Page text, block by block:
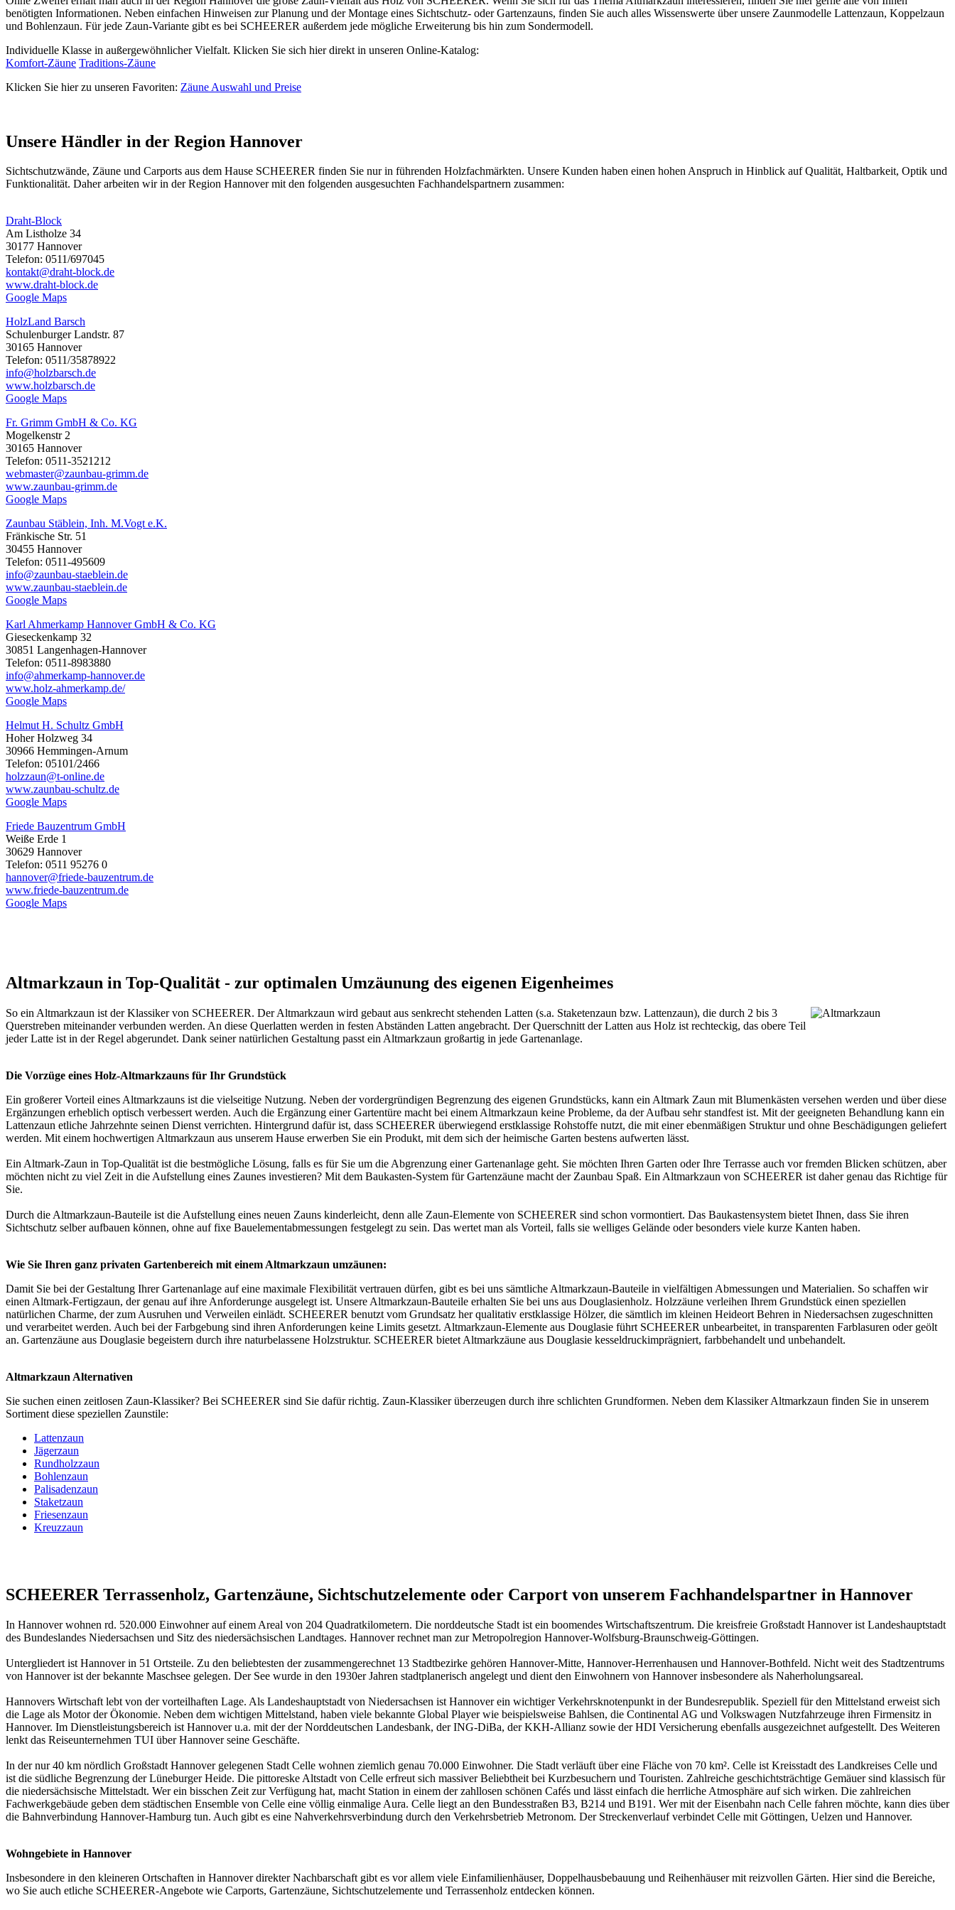
benötigten Informationen. Neben einfachen Hinweisen zur Planung und der Montage eines Sichtschutz- oder Gartenzauns, finden Sie auch alles Wissenswerte über unsere Zaunmodelle Lattenzaun, Koppelzaun
und Bohlenzaun. Für jede Zaun-Variante gibt es bei SCHEERER außerdem jede mögliche Erweiterung bis hin zum Sondermodell.
Individuelle Klasse in außergewöhnlicher Vielfalt. Klicken Sie sich hier direkt in unseren Online-Katalog:
Komfort-Zäune Traditions-Zäune
Klicken Sie hier zu unseren Favoriten: Zäune Auswahl und Preise
Unsere Händler in der Region Hannover
Sichtschutzwände, Zäune und Carports aus dem Hause SCHEERER finden Sie nur in führenden Holzfachmärkten. Unsere Kunden haben einen hohen Anspruch in Hinblick auf Qualität, Haltbarkeit, Optik und
Funktionalität. Daher arbeiten wir in der Region Hannover mit den folgenden ausgesuchten Fachhandelspartnern zusammen:
Draht-Block
Am Listholze 34
30177 Hannover
Telefon: 0511/697045
kontakt@draht-block.de
www.draht-block.de
Google Maps
HolzLand Barsch
Schulenburger Landstr. 87
30165 Hannover
Telefon: 0511/35878922
info@holzbarsch.de
www.holzbarsch.de
Google Maps
Fr. Grimm GmbH & Co. KG
Mogelkenstr 2
30165 Hannover
Telefon: 0511-3521212
webmaster@zaunbau-grimm.de
www.zaunbau-grimm.de
Google Maps
Zaunbau Stäblein, Inh. M.Vogt e.K.
Fränkische Str. 51
30455 Hannover
Telefon: 0511-495609
info@zaunbau-staeblein.de
www.zaunbau-staeblein.de
Google Maps
Karl Ahmerkamp Hannover GmbH & Co. KG
Gieseckenkamp 32
30851 Langenhagen-Hannover
Telefon: 0511-8983880
info@ahmerkamp-hannover.de
www.holz-ahmerkamp.de/
Google Maps
Helmut H. Schultz GmbH
Hoher Holzweg 34
30966 Hemmingen-Arnum
Telefon: 05101/2466
holzzaun@t-online.de
www.zaunbau-schultz.de
Google Maps
Friede Bauzentrum GmbH
Weiße Erde 1
30629 Hannover
Telefon: 0511 95276 0
hannover@friede-bauzentrum.de
www.friede-bauzentrum.de
Google Maps
Altmarkzaun in Top-Qualität - zur optimalen Umzäunung des eigenen Eigenheimes
So ein Altmarkzaun ist der Klassiker von SCHEERER. Der Altmarkzaun wird gebaut aus senkrecht stehenden Latten (s.a. Staketenzaun bzw. Lattenzaun), die durch 2 bis 3
Querstreben miteinander verbunden werden. An diese Querlatten werden in festen Abständen Latten angebracht. Der Querschnitt der Latten aus Holz ist rechteckig, das obere Teil
jeder Latte ist in der Regel abgerundet. Dank seiner natürlichen Gestaltung passt ein Altmarkzaun großartig in jede Gartenanlage.
Die Vorzüge eines Holz-Altmarkzauns für Ihr Grundstück
Ein großerer Vorteil eines Altmarkzauns ist die vielseitige Nutzung. Neben der vordergründigen Begrenzung des eigenen Grundstücks, kann ein Altmark Zaun mit Blumenkästen versehen werden und über diese
Ergänzungen erheblich optisch verbessert werden. Auch die Ergänzung einer Gartentüre macht bei einem Altmarkzaun keine Probleme, da der Aufbau sehr standfest ist. Mit der geeigneten Behandlung kann ein
Lattenzaun etliche Jahrzehnte seinen Dienst verrichten. Hintergrund dafür ist, dass SCHEERER überwiegend erstklassige Rohstoffe nutzt, die mit einer ebenmäßigen Struktur und ohne Beschädigungen geliefert
werden. Mit einem hochwertigen Altmarkzaun aus unserem Hause erwerben Sie ein Produkt, mit dem sich der heimische Garten bestens aufwerten lässt.
Ein Altmark-Zaun in Top-Qualität ist die bestmögliche Lösung, falls es für Sie um die Abgrenzung einer Gartenanlage geht. Sie möchten Ihren Garten oder Ihre Terrasse auch vor fremden Blicken schützen, aber
möchten nicht zu viel Zeit in die Aufstellung eines Zaunes investieren? Mit dem Baukasten-System für Gartenzäune macht der Zaunbau Spaß. Ein Altmarkzaun von SCHEERER ist daher genau das Richtige für
Sie.
Durch die Altmarkzaun-Bauteile ist die Aufstellung eines neuen Zauns kinderleicht, denn alle Zaun-Elemente von SCHEERER sind schon vormontiert. Das Baukastensystem bietet Ihnen, dass Sie ihren
Sichtschutz selber aufbauen können, ohne auf fixe Bauelementabmessungen festgelegt zu sein. Das wertet man als Vorteil, falls sie welliges Gelände oder besonders viele kurze Kanten haben.
Wie Sie Ihren ganz privaten Gartenbereich mit einem Altmarkzaun umzäunen:
Damit Sie bei der Gestaltung Ihrer Gartenanlage auf eine maximale Flexibilität vertrauen dürfen, gibt es bei uns sämtliche Altmarkzaun-Bauteile in vielfältigen Abmessungen und Materialien. So schaffen wir
einen Altmark-Fertigzaun, der genau auf ihre Anforderunge ausgelegt ist. Unsere Altmarkzaun-Bauteile erhalten Sie bei uns aus Douglasienholz. Holzzäune verleihen Ihrem Grundstück einen speziellen
natürlichen Charme, der zum Ausruhen und Verweilen einlädt. SCHEERER benutzt vom Grundsatz her qualitativ erstklassige Hölzer, die sämtlich im kleinen Heideort Behren in Niedersachsen zugeschnitten
und verarbeitet werden. Auch bei der Farbgebung sind ihren Anforderungen keine Limits gesetzt. Altmarkzaun-Elemente aus Douglasie führt SCHEERER unbearbeitet, in transparenten Farblasuren oder geölt
an. Gartenzäune aus Douglasie begeistern durch ihre naturbelassene Holzstruktur. SCHEERER bietet Altmarkzäune aus Douglasie kesseldruckimprägniert, farbbehandelt und unbehandelt.
Altmarkzaun Alternativen
Sie suchen einen zeitlosen Zaun-Klassiker? Bei SCHEERER sind Sie dafür richtig. Zaun-Klassiker überzeugen durch ihre schlichten Grundformen. Neben dem Klassiker Altmarkzaun finden Sie in unserem
Sortiment diese speziellen Zaunstile:
Lattenzaun
Jägerzaun
Rundholzzaun
Bohlenzaun
Palisadenzaun
Staketzaun
Friesenzaun
Kreuzzaun
SCHEERER Terrassenholz, Gartenzäune, Sichtschutzelemente oder Carport von unserem Fachhandelspartner in Hannover
In Hannover wohnen rd. 520.000 Einwohner auf einem Areal von 204 Quadratkilometern. Die norddeutsche Stadt ist ein boomendes Wirtschaftszentrum. Die kreisfreie Großstadt Hannover ist Landeshauptstadt
des Bundeslandes Niedersachsen und Sitz des niedersächsischen Landtages. Hannover rechnet man zur Metropolregion Hannover-Wolfsburg-Braunschweig-Göttingen.
Untergliedert ist Hannover in 51 Ortsteile. Zu den beliebtesten der zusammengerechnet 13 Stadtbezirke gehören Hannover-Mitte, Hannover-Herrenhausen und Hannover-Bothfeld. Nicht weit des Stadtzentrums
von Hannover ist der bekannte Maschsee gelegen. Der See wurde in den 1930er Jahren stadtplanerisch angelegt und dient den Einwohnern von Hannover insbesondere als Naherholungsareal.
Hannovers Wirtschaft lebt von der vorteilhaften Lage. Als Landeshauptstadt von Niedersachsen ist Hannover ein wichtiger Verkehrsknotenpunkt in der Bundesrepublik. Speziell für den Mittelstand erweist sich
die Lage als Motor der Ökonomie. Neben dem wichtigen Mittelstand, haben viele bekannte Global Player wie beispielsweise Bahlsen, die Continental AG und Volkswagen Nutzfahrzeuge ihren Firmensitz in
Hannover. Im Dienstleistungsbereich ist Hannover u.a. mit der der Norddeutschen Landesbank, der ING-DiBa, der KKH-Allianz sowie der HDI Versicherung ebenfalls ausgezeichnet aufgestellt. Des Weiteren
lenkt das Reiseunternehmen TUI über Hannover seine Geschäfte.
In der nur 40 km nördlich Großstadt Hannover gelegenen Stadt Celle wohnen ziemlich genau 70.000 Einwohner. Die Stadt verläuft über eine Fläche von 70 km². Celle ist Kreisstadt des Landkreises Celle und
ist die südliche Begrenzung der Lüneburger Heide. Die pittoreske Altstadt von Celle erfreut sich massiver Beliebtheit bei Kurzbesuchern und Touristen. Zahlreiche geschichtsträchtige Gemäuer sind klassisch für
die niedersächsische Mittelstadt. Wer ein bisschen Zeit zur Verfügung hat, macht Station in einem der zahllosen schönen Cafés und lässt einfach die herrliche Atmosphäre auf sich wirken. Die zahlreichen
Fachwerkgebäude geben dem städtischen Ensemble von Celle eine völlig einmalige Aura. Celle liegt an den Bundesstraßen B3, B214 und B191. Wer mit der Eisenbahn nach Celle fahren möchte, kann dies über
die Bahnverbindung Hannover-Hamburg tun. Auch gibt es eine Nahverkehrsverbindung durch den Verkehrsbetrieb Metronom. Der Streckenverlauf verbindet Celle mit Göttingen, Uelzen und Hannover.
Wohngebiete in Hannover
Insbesondere in den kleineren Ortschaften in Hannover direkter Nachbarschaft gibt es vor allem viele Einfamilienhäuser, Doppelhausbebauung und Reihenhäuser mit reizvollen Gärten. Hier sind die Bereiche,
wo Sie auch etliche SCHEERER-Angebote wie Carports, Gartenzäune, Sichtschutzelemente und Terrassenholz entdecken können.